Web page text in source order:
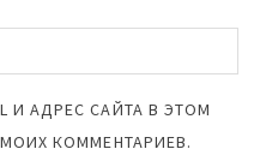
И АДРЕС САЙТА В ЭТОМ
КОММЕНТАРИЕВ.